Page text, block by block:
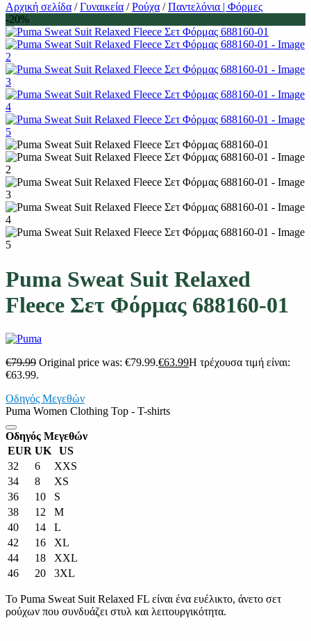
Αρχική σελίδα / Γυναικεία / Ρούχα / Παντελόνια | Φόρμες
-20%
Puma Sweat Suit Relaxed
Fleece Σετ Φόρμας 688160-01
€79.99 Original price was: €79.99.€63.99Η τρέχουσα τιμή είναι:
€63.99.
Οδηγός Μεγεθών
Puma Women Clothing Top - T-shirts
Οδηγός Μεγεθών
EUR UK
US
32
6
XXS
34
8
XS
36
10
S
38
12
M
40
14
L
42
16
XL
44
18
XXL
46
20 3XL
Το Puma Sweat Suit Relaxed FL είναι ένα ευέλικτο, άνετο σετ
ρούχων που συνδυάζει στυλ και λειτουργικότητα.